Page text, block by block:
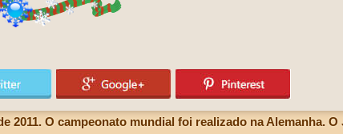
2011. O campeonato mundial foi realizado na Alemanha. O